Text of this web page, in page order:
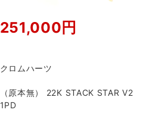
251,000円
クロムハーツ
（原本無） 22K STACK STAR V2
1PD